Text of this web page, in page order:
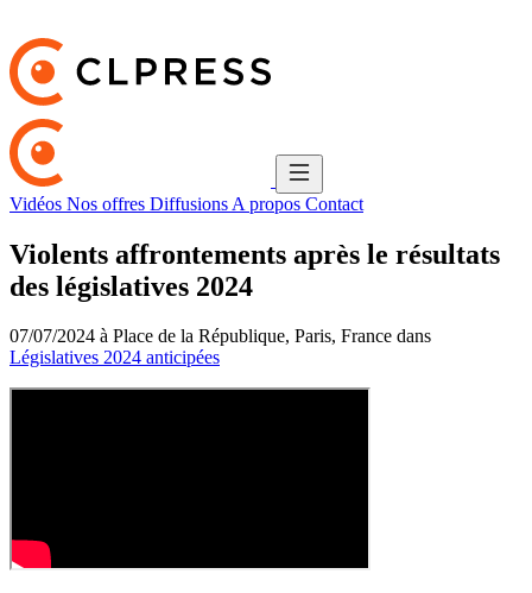
Vidéos Nos offres Diffusions A propos Contact
Violents affrontements après le résultats
des législatives 2024
07/07/2024 à Place de la République, Paris, France dans
Législatives 2024 anticipées